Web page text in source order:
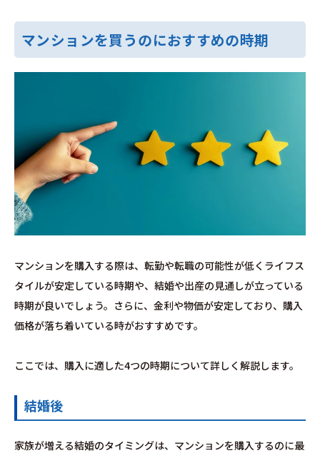
マンションを買うのにおすすめの時期
マンションを購入する際は、転勤や転職の可能性が低くライフス
タイルが安定している時期や、結婚や出産の見通しが立っている
時期が良いでしょう。さらに、金利や物価が安定しており、購入
価格が落ち着いている時がおすすめです。
ここでは、購入に適した4つの時期について詳しく解説します。
結婚後
家族が増える結婚のタイミングは、マンションを購入するのに最